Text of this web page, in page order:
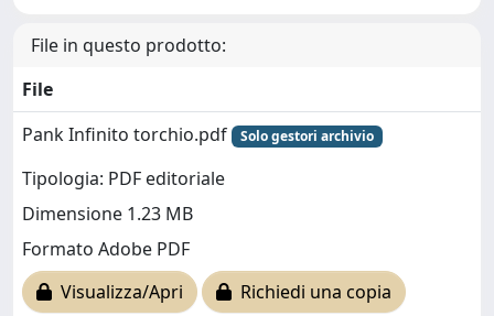
File in questo prodotto:
File
Pank Infinito torchio.pdf
Solo gestori archivio
Tipologia: PDF editoriale
Dimensione 1.23 MB
Formato Adobe PDF
Visualizza/Apri
Richiedi una copia